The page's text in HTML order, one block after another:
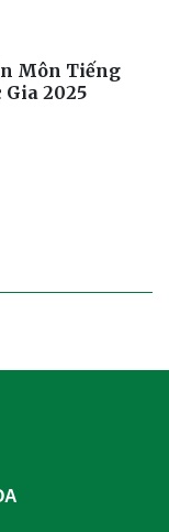
Môn Tiếng
Gia 2025